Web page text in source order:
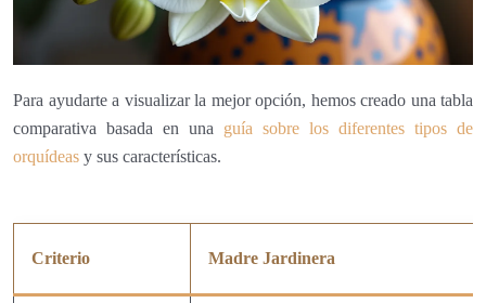
Para ayudarte a visualizar la mejor opción, hemos creado una tabla
comparativa basada en una guía sobre los diferentes tipos de
orquídeas y sus características.
Criterio Madre Jardinera